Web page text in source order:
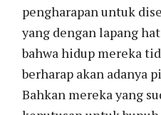
pengharapan untuk
yang dengan lapang
bahwa hidup mereka
berharap akan adanya
Bahkan mereka yang